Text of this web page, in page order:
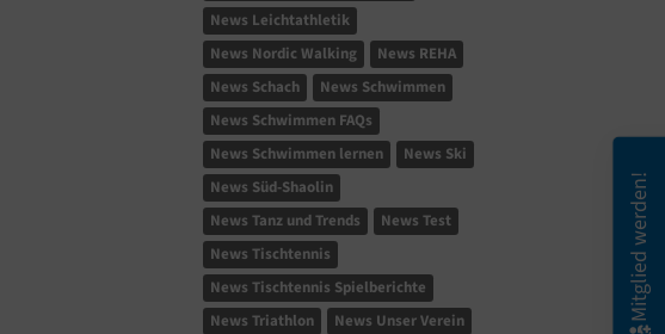
News Leichtathletik
News Nordic Walking
News REHA
News Schach
News Schwimmen
News Schwimmen FAQs
News Schwimmen lernen
News Ski
News Süd-Shaolin
News Tanz und Trends
News Test
News Tischtennis
News Tischtennis Spielberichte
News Triathlon
News Unser Verein
Mitglied werden!